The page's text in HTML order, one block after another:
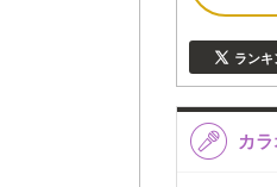
ランキ
カ